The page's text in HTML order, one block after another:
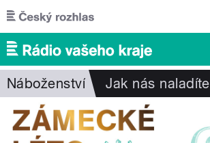
Přejít k hlavnímu obsahu
Náboženství Jak nás naladíte